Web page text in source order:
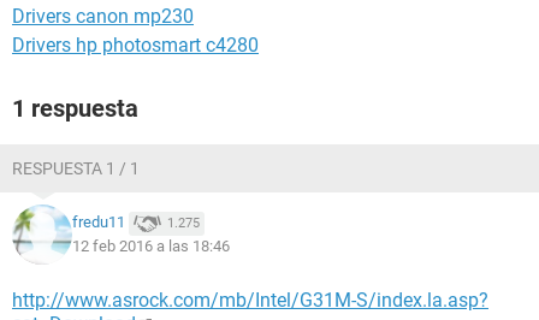
Drivers canon mp230
Drivers hp photosmart c4280
1 respuesta
RESPUESTA 1 / 1
fredu11 1.275
12 feb 2016 a las 18:46
http://www.asrock.com/mb/Intel/G31M-S/index.la.asp?